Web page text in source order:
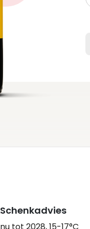
Schenkadvies